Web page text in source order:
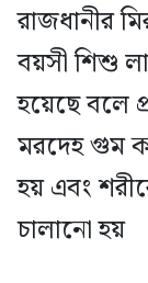
রাজধানীর
বয়সী শিশু
হয়েছে বলে
মরদেহ গুম
হয় এবং
চালানো হয়